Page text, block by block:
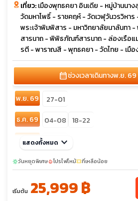
เที่ยว:เมืองพุทธคยา อินเดีย - หมู่บ้านนา
วัดมหาโพธิ์ - ราชคฤห์ - วัดเวฬุวันวรวิหา
พระเจ้าพิมพิสาร - มหาวิทยาลัยนาลันทา
สารนาถ - พิพิธภัณฑ์สารนาถ - ล่องเรือแ
รตี - พาราณสี - พุทธคยา - วัดไทย - เมื
calendar_monthช่วงเวลาเดินทางพ.ย. 69
พ.ย. 69
27-01
ธ.ค. 69
04-08
18-22
ม.ค. 70
15-19
ก.พ. 70 05-09
19-23
มี.ค. 70
05-09 12-16
แสดงทั้งหมด keyboard_arrow_down
sunnyวันหยุดพิเศษlocal_fire_departmentโปรไฟไหม้confirmation_numberที่เหลือน้อย
เริ่มต้น 25,999 ฿